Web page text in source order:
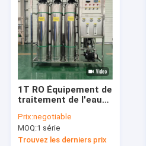
(197)
1T RO Équipement de
traitement de l'eau
de purification de
l'eau par osmose
inverse
Prix:negotiable
MOQ:1 série
Trouvez les derniers prix